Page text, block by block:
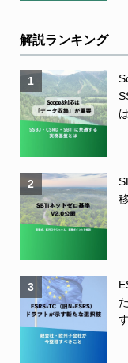
解説ランキング
1
は
2
3